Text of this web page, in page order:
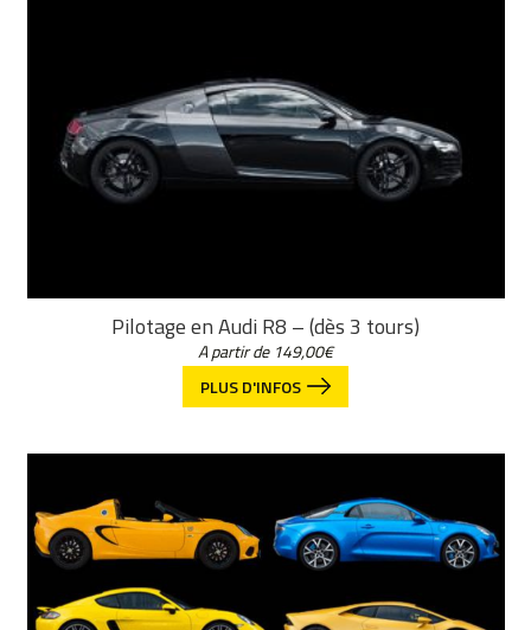
Pilotage en Audi R8 – (dès 3 tours)
A partir de 149,00€
PLUS D'INFOS